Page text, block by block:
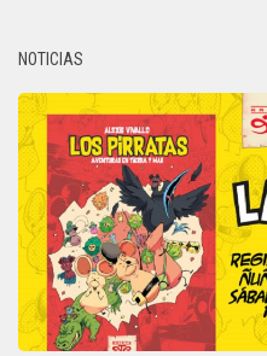
NOTICIAS